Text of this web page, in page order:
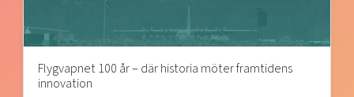
Flygvapnet 100 år – där historia möter framtidens
innovation